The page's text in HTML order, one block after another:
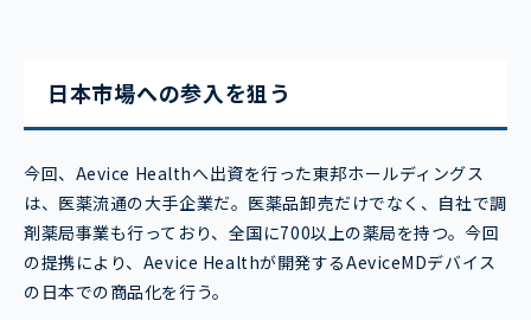
日本市場への参入を狙う
今回、Aevice Healthへ出資を行った東邦ホールディングス
は、医薬流通の大手企業だ。医薬品卸売だけでなく、自社で調
剤薬局事業も行っており、全国に700以上の薬局を持つ。今回
の提携により、Aevice Healthが開発するAeviceMDデバイス
の日本での商品化を行う。